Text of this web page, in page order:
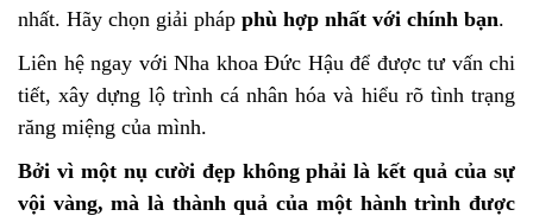
nhất. Hãy chọn giải pháp phù hợp nhất với chính bạn.
Liên hệ ngay với Nha khoa Đức Hậu để được tư vấn chi
tiết, xây dựng lộ trình cá nhân hóa và hiểu rõ tình trạng
răng miệng của mình.
Bởi vì một nụ cười đẹp không phải là kết quả của sự
vội vàng, mà là thành quả của một hành trình được